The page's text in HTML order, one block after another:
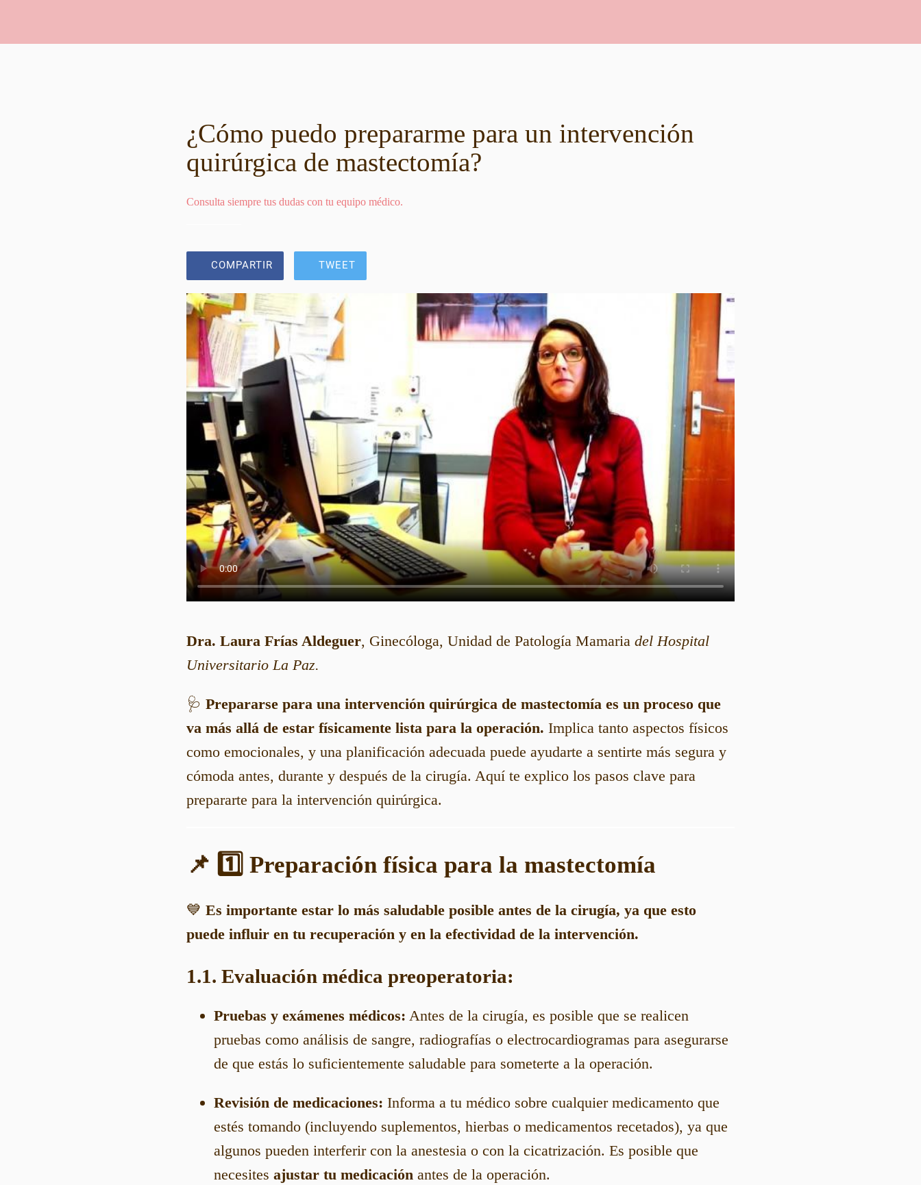
¿Cómo puedo prepararme para un intervención
quirúrgica de mastectomía?
Consulta siempre tus dudas con tu equipo médico.
COMPARTIR TWEET
Dra. Laura Frías Aldeguer, Ginecóloga, Unidad de Patología Mamaria del Hospital
Universitario La Paz.
🩺 Prepararse para una intervención quirúrgica de mastectomía es un proceso que
va más allá de estar físicamente lista para la operación. Implica tanto aspectos físicos
como emocionales, y una planificación adecuada puede ayudarte a sentirte más segura y
cómoda antes, durante y después de la cirugía. Aquí te explico los pasos clave para
prepararte para la intervención quirúrgica.
📌 1️⃣ Preparación física para la mastectomía
💙 Es importante estar lo más saludable posible antes de la cirugía, ya que esto
puede influir en tu recuperación y en la efectividad de la intervención.
1.1. Evaluación médica preoperatoria:
Pruebas y exámenes médicos: Antes de la cirugía, es posible que se realicen
pruebas como análisis de sangre, radiografías o electrocardiogramas para asegurarse
de que estás lo suficientemente saludable para someterte a la operación.
Revisión de medicaciones: Informa a tu médico sobre cualquier medicamento que
estés tomando (incluyendo suplementos, hierbas o medicamentos recetados), ya que
algunos pueden interferir con la anestesia o con la cicatrización. Es posible que
necesites ajustar tu medicación antes de la operación.